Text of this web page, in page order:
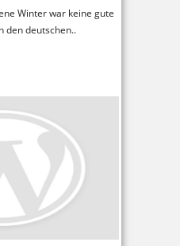
Winter war keine gute
den deutschen..